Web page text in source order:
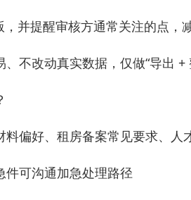
，并提醒审核方通常关注的点，
不改动真实数据，仅做“导出 +
料偏好、租房备案常见要求、人
件可沟通加急处理路径